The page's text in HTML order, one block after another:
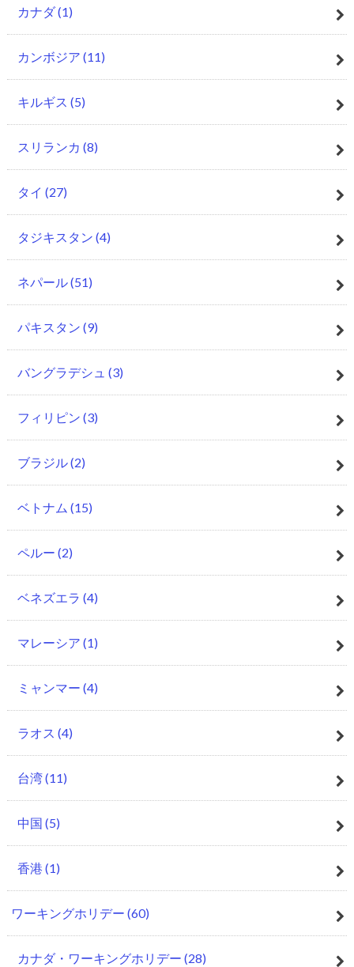
カナダ(1)
カンボジア (11)
キルギス (5)
スリランカ (8)
タイ (27)
タジキスタン (4)
ネパール(51)
パキスタン (9)
バングラデシュ (3)
フィリピン (3)
ブラジル(2)
ベトナム (15)
ペルー (2)
ベネズエラ (4)
マレーシア (1)
ミャンマー (4)
ラオス (4)
台湾(11)
中国 (5)
香港 (1)
ワーキングホリデー (60)
カナダ・ワーキングホリデー (28)